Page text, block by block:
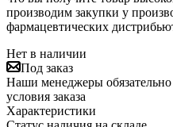
производим закупки у
фармацевтических
Нет в наличии
Под заказ
Наши менеджеры
условия заказа
Характеристики